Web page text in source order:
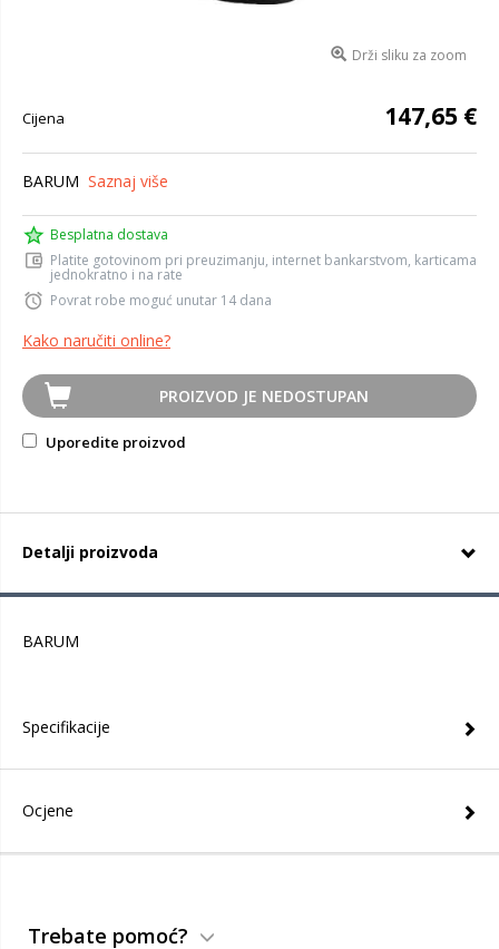
Drži sliku za zoom
Cijena 147,65 €
BARUM Saznaj više
Besplatna dostava
Platite gotovinom pri preuzimanju, internet bankarstvom, karticama
jednokratno i na rate
Povrat robe moguć unutar 14 dana
Kako naručiti online?
PROIZVOD JE NEDOSTUPAN
Uporedite proizvod
Detalji proizvoda
BARUM
Specifikacije
Ocjene
Trebate pomoć?